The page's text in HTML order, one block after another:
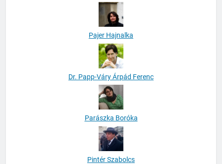
Pajer Hajnalka
Dr. Papp-Váry Árpád Ferenc
Parászka Boróka
Pintér Szabolcs